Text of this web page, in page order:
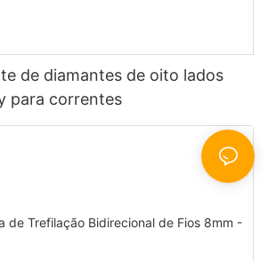
de diamantes de oito lados
para correntes